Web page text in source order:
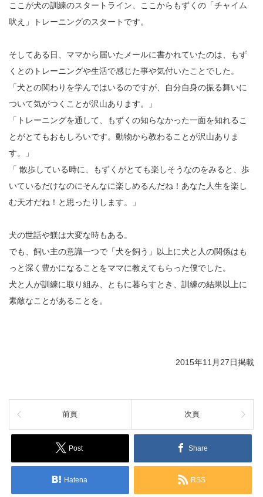
ここが犬の訓練のスタートライン、ここからもずくの「チャイム
吠え」トレーニングのスタートです。
そしてある日、ママから届いたメールに書かれていたのは、もず
くとのトレーニングや生活で感じた事や気付いたことでした。
「犬との関わりを学んではいるのですが、自分自身の振る舞いに
ついて気がつくことが沢山あります。」
「トレーニングを通して、もずくの知らなかった一面を知れるこ
とがとてもおもしろいです。動物から教わることが沢山ありま
す。」
「 散歩している時に、もずくがとても楽しそうなのをみると、歩
いているだけなのにそんなに楽しめるんだね！あなた人生を楽し
む天才だね！と思ったりします。」
犬の世話や躾は大変な時もある。
でも、飼い主の意識一つで「犬を飼う」以上に犬と人の関係はも
っと深く豊かになることをママに教えてもらった僕でした。
犬と人が訓練に取り組み、ともに暮らすとき、訓練の結果以上に
素敵なことがあることを。
2015年11月27日掲載
前頁 次頁
Post Share
Hatena RSS